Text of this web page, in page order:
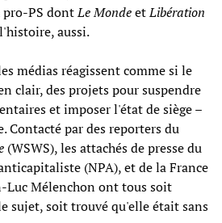
pro-PS dontLe MondeetLibération
aussi.
médias réagissent comme si le
clair, des projets pour suspendre
et imposer l'état de siège –
Contacté par des reporters du
(WSWS), les attachés de presse du
(NPA), et de la France
Luc Mélenchon ont tous soit
sujet, soit trouvé qu'elle était sans